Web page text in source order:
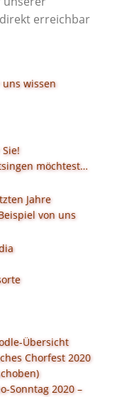
erreichbar
wissen
möchtest…
Jahre
von uns
Übersicht
Chorfest 2020
Sonntag 2020 –